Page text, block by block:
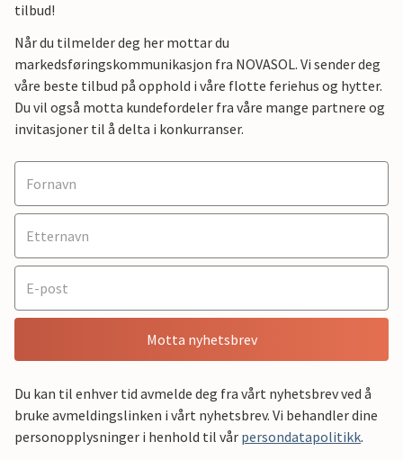
tilbud!
Når du tilmelder deg her mottar du
markedsføringskommunikasjon fra NOVASOL. Vi sender deg
våre beste tilbud på opphold i våre flotte feriehus og hytter.
Du vil også motta kundefordeler fra våre mange partnere og
invitasjoner til å delta i konkurranser.
Motta nyhetsbrev
Du kan til enhver tid avmelde deg fra vårt nyhetsbrev ved å
bruke avmeldingslinken i vårt nyhetsbrev. Vi behandler dine
personopplysninger i henhold til vår persondatapolitikk.